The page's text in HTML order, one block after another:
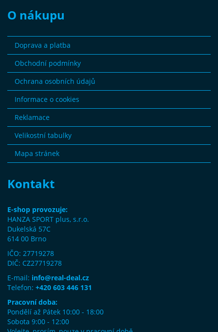
O nákupu
Doprava a platba
Obchodní podmínky
Ochrana osobních údajů
Informace o cookies
Reklamace
Velikostní tabulky
Mapa stránek
Kontakt
E-shop provozuje:
HANZA SPORT plus, s.r.o.
Dukelská 57C
614 00 Brno
IČO: 27719278
DIČ: CZ27719278
E-mail: info@real-deal.cz
Telefon: +420 603 446 131
Pracovní doba:
Pondělí až Pátek 10:00 - 18:00
Sobota 9:00 - 12:00